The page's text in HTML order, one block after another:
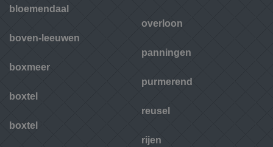
bloemendaal
boven-leeuwen
boxmeer
boxtel
boxtel
overloon
panningen
purmerend
reusel
rijen